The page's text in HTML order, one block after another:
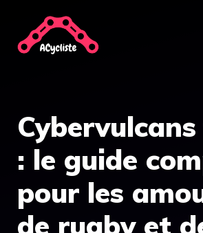
contenu
: le guide
pour les
de rugby et